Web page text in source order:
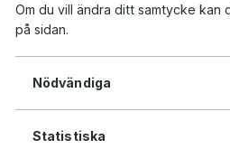
Om du vill ändra ditt samtycke
på sidan.
Nödvändiga
Statistiska